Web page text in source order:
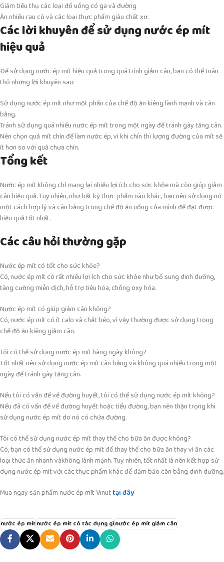
Giảm tiêu thụ các loại đồ uống có ga và đường
Ăn nhiều rau củ và các loại thực phẩm giàu chất xơ.
Các lời khuyên để sử dụng nước ép mít
hiệu quả
Để sử dụng nước ép mít hiệu quả trong quá trình giảm cân, bạn có thể tuân
thủ những lời khuyên sau:
Sử dụng nước ép mít như một phần của chế độ ăn kiêng lành mạnh và cân
bằng.
Tránh sử dụng quá nhiều nước ép mít trong một ngày để tránh gây tăng cân.
Nên chọn quả mít chín để làm nước ép, vì khi chín thì lượng đường của mít sẽ
ít hơn so với quả chưa chín.
Tổng kết
Nước ép mít không chỉ mang lại nhiều lợi ích cho sức khỏe mà còn giúp giảm
cân hiệu quả. Tuy nhiên, như bất kỳ thực phẩm nào khác, bạn nên sử dụng nó
một cách hợp lý và cân bằng trong chế độ ăn uống của mình để đạt được
hiệu quả tốt nhất.
Các câu hỏi thường gặp
Nước ép mít có tốt cho sức khỏe?
Có, nước ép mít có rất nhiều lợi ích cho sức khỏe như bổ sung dinh dưỡng,
tăng cường miễn dịch, hỗ trợ tiêu hóa, chống oxy hóa.
Nước ép mít có giúp giảm cân không?
Có, nước ép mít có ít calo và chất béo, vì vậy thường được sử dụng trong
chế độ ăn kiêng giảm cân.
Tôi có thể sử dụng nước ép mít hàng ngày không?
Tốt nhất nên sử dụng nước ép mít cân bằng và không quá nhiều trong một
ngày để tránh gây tăng cân.
Nếu tôi có vấn đề về đường huyết, tôi có thể sử dụng nước ép mít không?
Nếu đã có vấn đề về đường huyết hoặc tiểu đường, bạn nên thận trọng khi
sử dụng nước ép mít do nó có chứa đường.
Tôi có thể sử dụng nước ép mít thay thế cho bữa ăn được không?
Có, bạn có thể sử dụng nước ép mít để thay thế cho bữa ăn thay vì ăn các
loại thức ăn nhanh vàkhông lành mạnh. Tuy nhiên, tốt nhất là nên kết hợp sử
dụng nước ép mít với các thực phẩm khác để đảm bảo cân bằng dinh dưỡng.
Mua ngay sản phẩm nước ép mít Vinuttại đây
nước ép mítnước ép mít có tác dụng gìnước ép mít giảm cân